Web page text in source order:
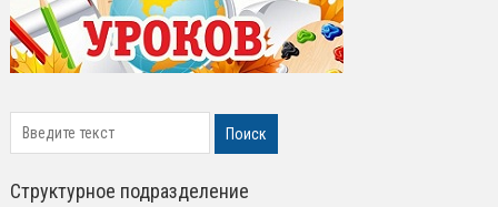
search
Поиск
Структурное подразделение